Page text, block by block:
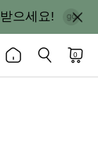
으세요!
0